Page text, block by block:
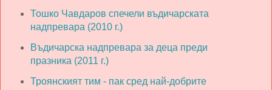
Тошко Чавдаров спечели въдичарската
надпревара (2010 г.)
Въдичарска надпревара за деца преди
празника (2011 г.)
Троянският тим - пак сред най-добрите